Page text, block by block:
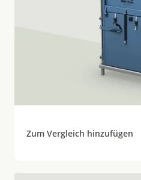
Zum Vergleich hinzufügen